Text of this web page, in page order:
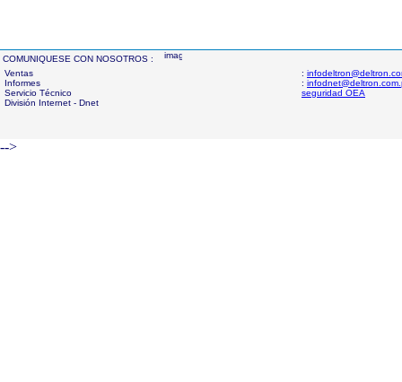
COMUNIQUESE CON NOSOTROS :
Ventas
Informes
Servicio Técnico
División Internet - Dnet
:
:
seguridad OEA
-->